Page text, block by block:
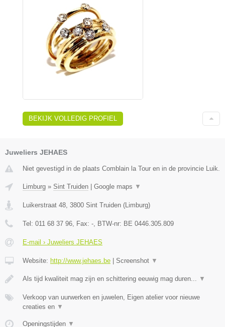
BEKIJK VOLLEDIG PROFIEL
Juweliers JEHAES
Niet gevestigd in de plaats Comblain la Tour en in de provincie Luik.
Limburg » Sint Truiden Google maps ▼
Luikerstraat 48, 3800 Sint Truiden (Limburg)
Tel: 011 68 37 96, Fax: -, BTW-nr: BE 0446.305.809
E-mail › Juweliers JEHAES
Website: http://www.jehaes.be Screenshot ▼
Als tijd kwaliteit mag zijn en schittering eeuwig mag duren... ▼
Verkoop van uurwerken en juwelen, Eigen atelier voor nieuwe
creaties en ▼
Openingstijden ▼